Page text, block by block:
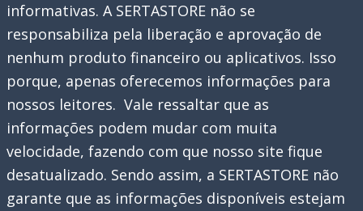
informativas. A SERTASTORE não se
responsabiliza pela liberação e aprovação de
nenhum produto financeiro ou aplicativos. Isso
porque, apenas oferecemos informações para
nossos leitores. Vale ressaltar que as
informações podem mudar com muita
velocidade, fazendo com que nosso site fique
desatualizado. Sendo assim, a SERTASTORE não
garante que as informações disponíveis estejam